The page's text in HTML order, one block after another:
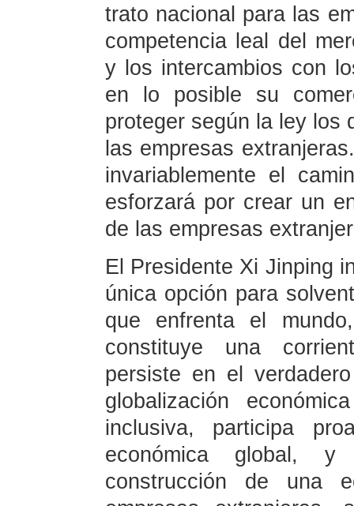
trato nacional para las
competencia leal del
y los intercambios con
en lo posible su
proteger según la ley los
las empresas
invariablemente el
esforzará por crear un
de las empresas
El Presidente Xi Jinping
única opción para
que enfrenta el
constituye una
persiste en el
globalización
inclusiva, participa
económica global,
construcción de una